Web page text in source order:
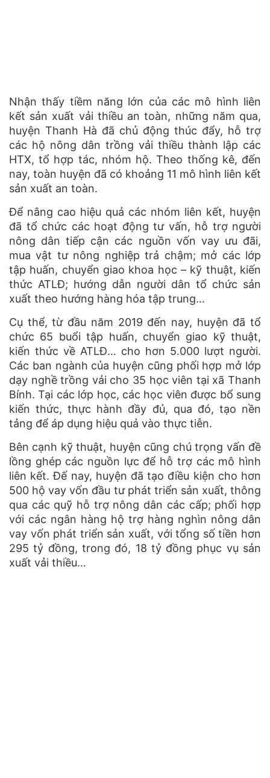
Nhận thấy tiềm năng lớn của các mô hình liên
kết sản xuất vải thiều an toàn, những năm qua,
huyện Thanh Hà đã chủ động thúc đẩy, hỗ trợ
các hộ nông dân trồng vải thiều thành lập các
HTX, tổ hợp tác, nhóm hộ. Theo thống kê, đến
nay, toàn huyện đã có khoảng 11 mô hình liên kết
sản xuất an toàn.
Để nâng cao hiệu quả các nhóm liên kết, huyện
đã tổ chức các hoạt động tư vấn, hỗ trợ người
nông dân tiếp cận các nguồn vốn vay ưu đãi,
mua vật tư nông nghiệp trả chậm; mở các lớp
tập huấn, chuyển giao khoa học – kỹ thuật, kiến
thức ATLĐ; hướng dẫn người dân tổ chức sản
xuất theo hướng hàng hóa tập trung…
Cụ thể, từ đầu năm 2019 đến nay, huyện đã tổ
chức 65 buổi tập huấn, chuyển giao kỹ thuật,
kiến thức về ATLĐ… cho hơn 5.000 lượt người.
Các ban ngành của huyện cũng phối hợp mở lớp
dạy nghề trồng vải cho 35 học viên tại xã Thanh
Bính. Tại các lớp học, các học viên được bổ sung
kiến thức, thực hành đầy đủ, qua đó, tạo nền
tảng để áp dụng hiệu quả vào thực tiễn.
Bên cạnh kỹ thuật, huyện cũng chú trọng vấn đề
lồng ghép các nguồn lực để hỗ trợ các mô hình
liên kết. Đế nay, huyện đã tạo điều kiện cho hơn
500 hộ vay vốn đầu tư phát triển sản xuất, thông
qua các quỹ hỗ trợ nông dân các cấp; phối hợp
với các ngân hàng hộ trợ hàng nghìn nông dân
vay vốn phát triển sản xuất, với tổng số tiền hơn
295 tỷ đồng, trong đó, 18 tỷ đồng phục vụ sản
xuất vải thiều…